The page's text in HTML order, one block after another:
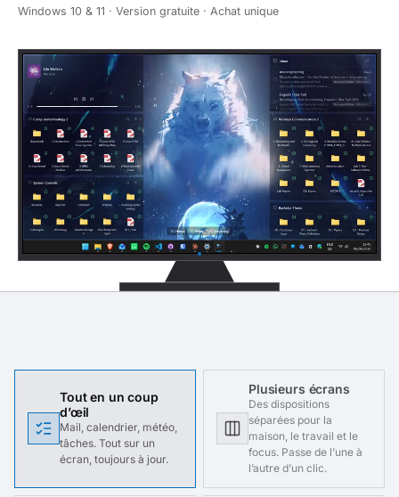
Windows 10 & 11 · Version gratuite · Achat unique
Tout en un coup
d’œil
Mail, calendrier, météo,
tâches. Tout sur un
écran, toujours à jour.
Plusieurs écrans
Des dispositions
séparées pour la
maison, le travail et le
focus. Passe de l’une à
l’autre d’un clic.